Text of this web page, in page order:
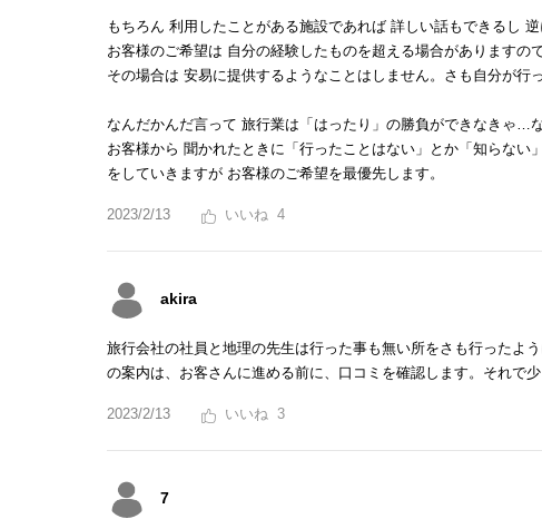
もちろん 利用したことがある施設であれば 詳しい話もできるし
お客様のご希望は 自分の経験したものを超える場合がありますの
その場合は 安易に提供するようなことはしません。さも自分が行
なんだかんだ言って 旅行業は「はったり」の勝負ができなきゃ…
お客様から 聞かれたときに「行ったことはない」とか「知らな
をしていきますが お客様のご希望を最優先します。
2023/2/13 4
akira
旅行会社の社員と地理の先生は行った事も無い所をさも行ったよ
の案内は、お客さんに進める前に、口コミを確認します。それで
2023/2/13 3
7